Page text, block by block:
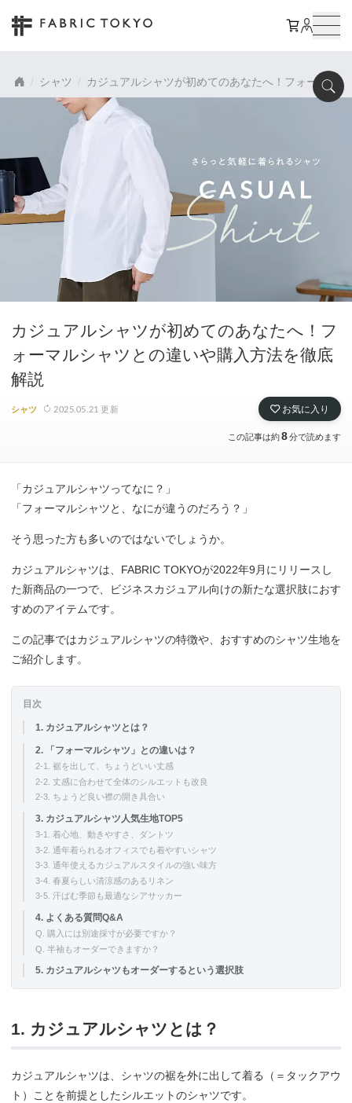
シャツ カジュアルシャツが初めてのあなたへ！フォーマル
カジュアルシャツが初めてのあなたへ！フ
ォーマルシャツとの違いや購入方法を徹底
解説
シャツ 2025.05.21 更新 お気に入り
この記事は約8分で読めます
「カジュアルシャツってなに？」
「フォーマルシャツと、なにが違うのだろう？」
そう思った方も多いのではないでしょうか。
カジュアルシャツは、FABRIC TOKYOが2022年9月にリリースし
た新商品の一つで、ビジネスカジュアル向けの新たな選択肢におす
すめのアイテムです。
この記事ではカジュアルシャツの特徴や、おすすめのシャツ生地を
ご紹介します。
目次
1. カジュアルシャツとは？
2. 「フォーマルシャツ」との違いは？
2-1. 裾を出して、ちょうどいい丈感
2-2. 丈感に合わせて全体のシルエットも改良
2-3. ちょうど良い襟の開き具合い
3. カジュアルシャツ人気生地TOP5
3-1. 着心地、動きやすさ、ダントツ
3-2. 通年着られるオフィスでも着やすいシャツ
3-3. 通年使えるカジュアルスタイルの強い味方
3-4. 春夏らしい清涼感のあるリネン
3-5. 汗ばむ季節も最適なシアサッカー
4. よくある質問Q&A
Q. 購入には別途採寸が必要ですか？
Q. 半袖もオーダーできますか？
5. カジュアルシャツもオーダーするという選択肢
1. カジュアルシャツとは？
カジュアルシャツは、シャツの裾を外に出して着る（＝タックアウ
ト）ことを前提としたシルエットのシャツです。